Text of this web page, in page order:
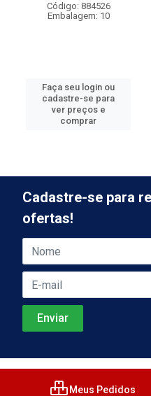
Código: 884526
Embalagem: 10
Faça seu login ou
cadastre-se para
ver preços e
comprar
Cadastre-se para
ofertas!
Meus Pedidos